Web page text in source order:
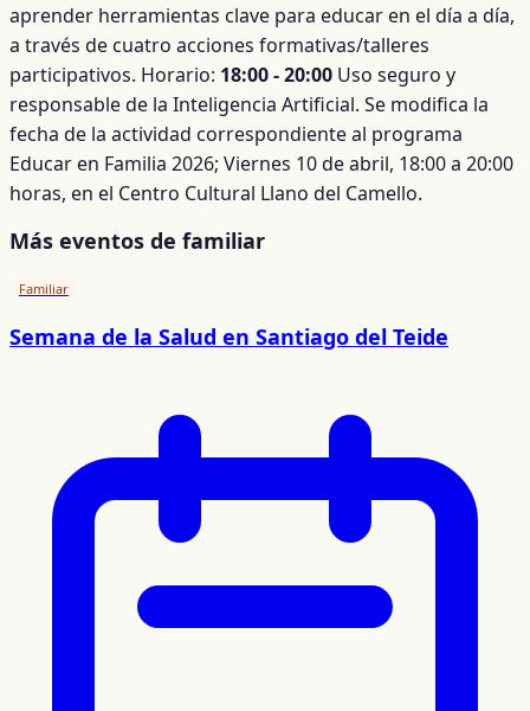
aprender herramientas clave para educar en el día a día,
a través de cuatro acciones formativas/talleres
participativos. Horario: 18:00 - 20:00 Uso seguro y
responsable de la Inteligencia Artificial. Se modifica la
fecha de la actividad correspondiente al programa
Educar en Familia 2026; Viernes 10 de abril, 18:00 a 20:00
horas, en el Centro Cultural Llano del Camello.
Más eventos de familiar
Familiar
Semana de la Salud en Santiago del Teide